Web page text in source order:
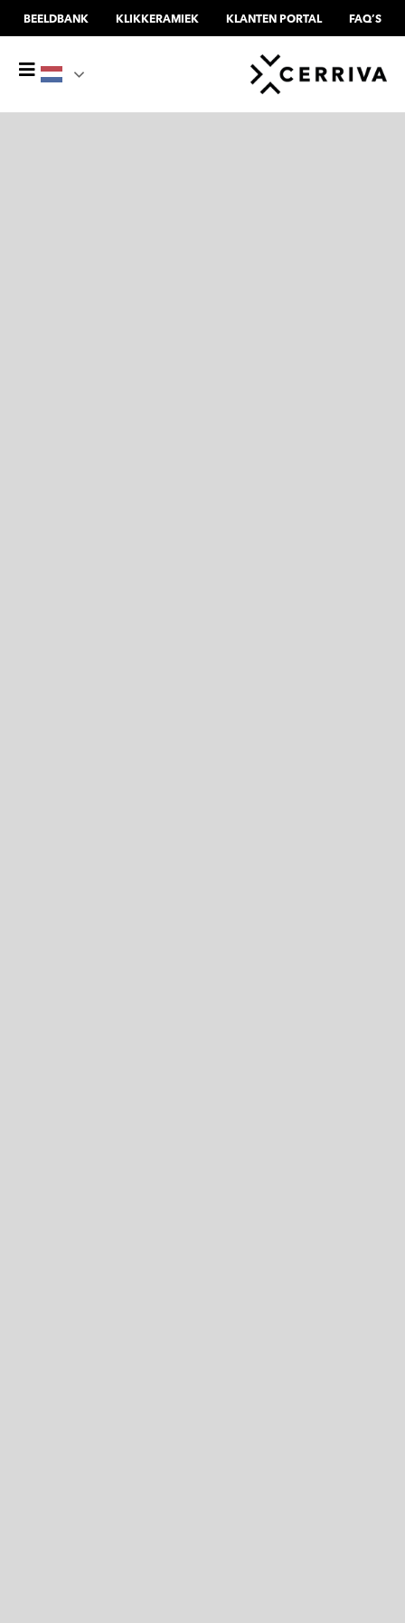
BEELDBANK KLIKKERAMIEK KLANTEN PORTAL FAQ’S